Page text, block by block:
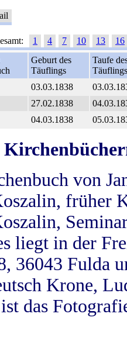
1 4 7 10 13
16
Geburt des
Täuflings
Taufe
Täuflings
03.03.1838
27.02.1838
04.03.1838
von
früher
liegt in der
36043 Fulda
Krone,
das